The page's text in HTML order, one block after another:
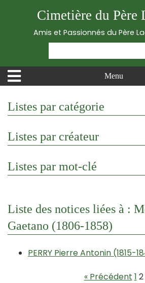
Cimetière du Père
Amis et Passionnés du Père
Menu
Listes par catégorie
Listes par créateur
Listes par mot-clé
Liste des notices liées à :
Gaetano (1806-1858)
PERRY Pierre Antonin (1815-
« Précédent 1 2